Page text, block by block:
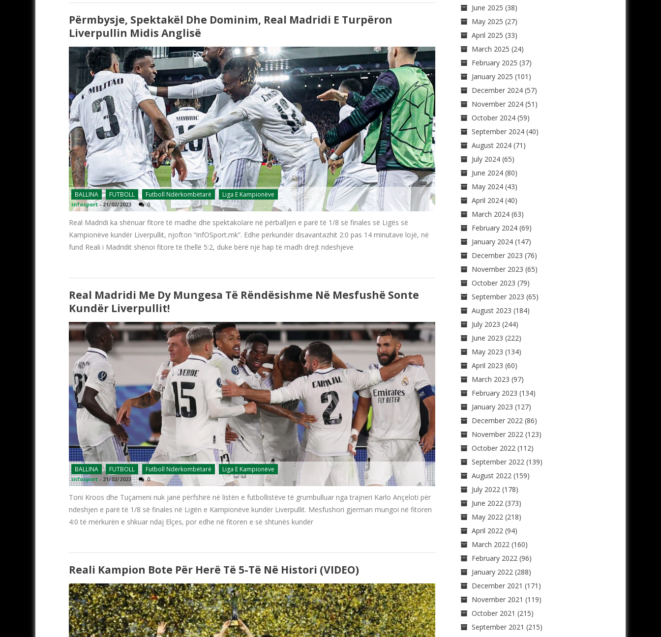
Përmbysje, Spektakël Dhe Dominim, Real Madridi E Turpëron
Liverpullin Midis Anglisë
BALLINA FUTBOLL Futboll Ndërkombëtarë Liga E Kampionëve
infosport -21/02/2023 0
Real Madridi ka shënuar fitore të madhe dhe spektakolare në përballjen e parë të 1/8 së finales së Ligës së
Kampionëve kundër Liverpullit, njofton “infOSport.mk”. Edhe përkundër disavantazhit 2:0 pas 14 minutave lojë, në
fund Reali i Madridit shënoi fitore të thellë 5:2, duke bërë një hap të madh drejt ndeshjeve
Real Madridi Me Dy Mungesa Të Rëndësishme Në Mesfushë Sonte
Kundër Liverpullit!
BALLINA FUTBOLL Futboll Ndërkombëtarë Liga E Kampionëve
infosport - 21/02/2023 0
Toni Kroos dhe Tuçameni nuk janë përfshirë në listën e futbollistëve të grumbulluar nga trajneri Karlo Ançeloti për
ndeshjen e parë të 1/8 së finales në Ligën e Kampionëve kundër Liverpullit. Mesfushori gjerman mungoi në fitoren
4:0 të mërkurën e shkuar ndaj Elçes, por edhe në fitoren e së shtunës kundër
Reali Kampion Bote Për Herë Të 5-Të Në Histori (VIDEO)
June 2025 (38)
May 2025 (27)
April 2025 (33)
March 2025 (24)
February 2025 (37)
January 2025 (101)
December 2024(57)
November 2024(51)
October 2024(59)
September 2024(40)
August 2024(71)
July 2024(65)
June 2024(80)
May 2024(43)
April 2024(40)
March 2024(63)
February 2024(69)
January 2024(147)
December 2023 (76)
November 2023 (65)
October 2023 (79)
September 2023 (65)
August 2023 (184)
July 2023 (244)
June 2023 (222)
May 2023 (134)
April 2023 (60)
March 2023 (97)
February 2023 (134)
January 2023 (127)
December 2022(86)
November 2022(123)
October 2022(112)
September 2022(139)
August 2022(159)
July 2022(178)
June 2022(373)
May 2022(218)
April 2022(94)
March 2022(160)
February 2022(96)
January 2022(288)
December 2021 (171)
November 2021 (119)
October 2021 (215)
September 2021 (215)